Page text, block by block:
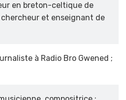
en breton-celtique de
chercheur et enseignant de
à Radio Bro Gwened ;